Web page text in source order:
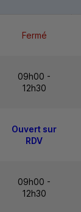
Fermé
09h00 -
12h30
Ouvert sur
RDV
09h00 -
12h30